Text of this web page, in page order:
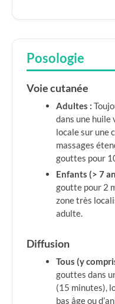
Posologie
Voie cutanée
Adultes :
dans une
locale sur une
massages
gouttes pour
Enfants (> 7
goutte pour 2
zone très
adulte.
Diffusion
Tous (y
gouttes dans
(15 minutes),
bas âge ou